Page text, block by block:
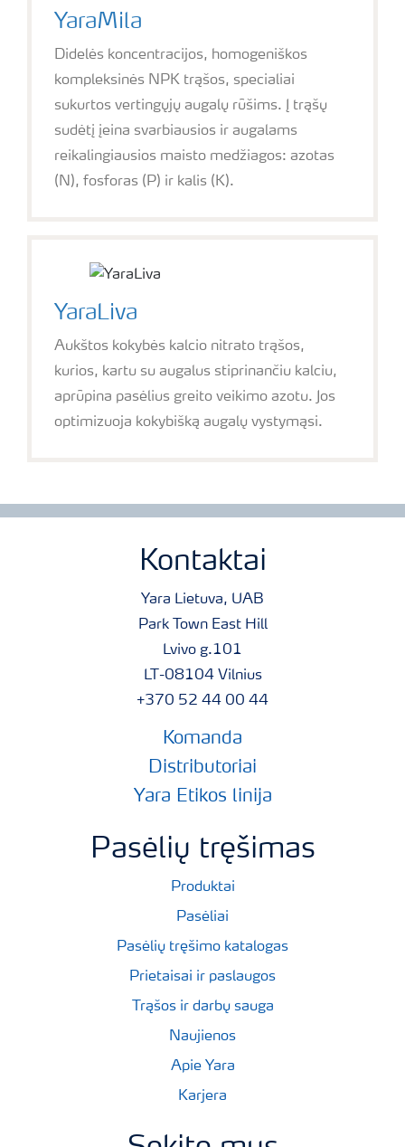
YaraMila
Didelės koncentracijos, homogeniškos
kompleksinės NPK trąšos, specialiai
sukurtos vertingųjų augalų rūšims. Į trąšų
sudėtį įeina svarbiausios ir augalams
reikalingiausios maisto medžiagos: azotas
(N), fosforas (P) ir kalis (K).
YaraLiva
Aukštos kokybės kalcio nitrato trąšos,
kurios, kartu su augalus stiprinančiu kalciu,
aprūpina pasėlius greito veikimo azotu. Jos
optimizuoja kokybišką augalų vystymąsi.
Kontaktai
Yara Lietuva, UAB
Park Town East Hill
Lvivo g.101
LT-08104 Vilnius
+370 52 44 00 44
Komanda
Distributoriai
Yara Etikos linija
Pasėlių tręšimas
Produktai
Pasėliai
Pasėlių tręšimo katalogas
Prietaisai ir paslaugos
Trąšos ir darbų sauga
Naujienos
Apie Yara
Karjera